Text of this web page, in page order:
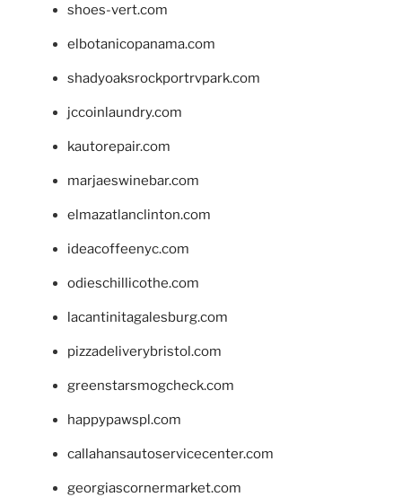
shoes-vert.com
elbotanicopanama.com
shadyoaksrockportrvpark.com
jccoinlaundry.com
kautorepair.com
marjaeswinebar.com
elmazatlanclinton.com
ideacoffeenyc.com
odieschillicothe.com
lacantinitagalesburg.com
pizzadeliverybristol.com
greenstarsmogcheck.com
happypawspl.com
callahansautoservicecenter.com
georgiascornermarket.com